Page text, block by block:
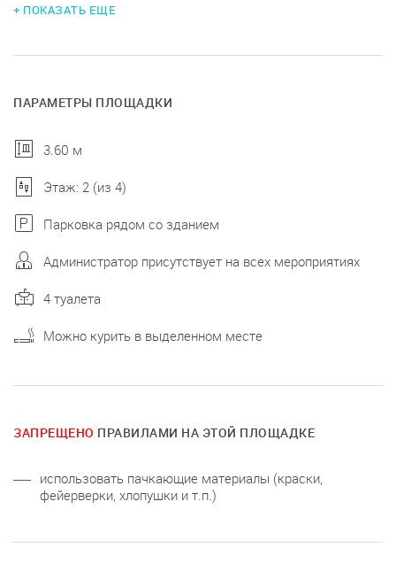
+ ПОКАЗАТЬ ЕЩЕ
ПАРАМЕТРЫ ПЛОЩАДКИ
3.60 м
Этаж: 2 (из 4)
Парковка рядом со зданием
Администратор присутствует на всех мероприятиях
4 туалета
Можно курить в выделенном месте
ЗАПРЕЩЕНО ПРАВИЛАМИ НА ЭТОЙ ПЛОЩАДКЕ
использовать пачкающие материалы (краски,
фейерверки, хлопушки и т.п.)